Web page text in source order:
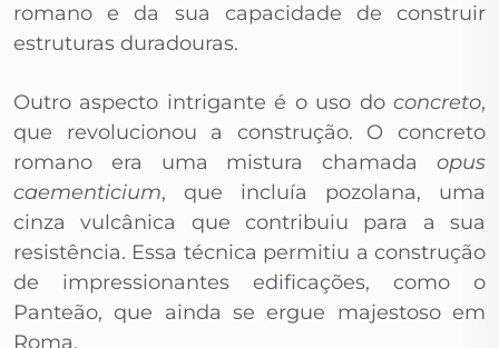
romano e da sua capacidade de construir
estruturas duradouras.
Outro aspecto intrigante é o uso do concreto,
que revolucionou a construção. O concreto
romano era uma mistura chamada opus
caementicium, que incluía pozolana, uma
cinza vulcânica que contribuiu para a sua
resistência. Essa técnica permitiu a construção
de impressionantes edificações, como o
Panteão, que ainda se ergue majestoso em
Roma.